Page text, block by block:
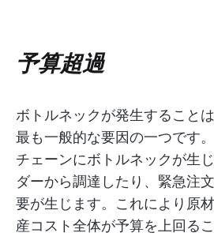
予算超過
ボトルネックが発生すること
最も一般的な要因の一つです
チェーンにボトルネックが生
ダーから調達したり、緊急注
要が生じます。これにより原
産コスト全体が予算を上回る